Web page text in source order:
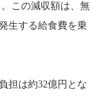
この減収額は、無
生する給食費を乗
担は約32億円とな